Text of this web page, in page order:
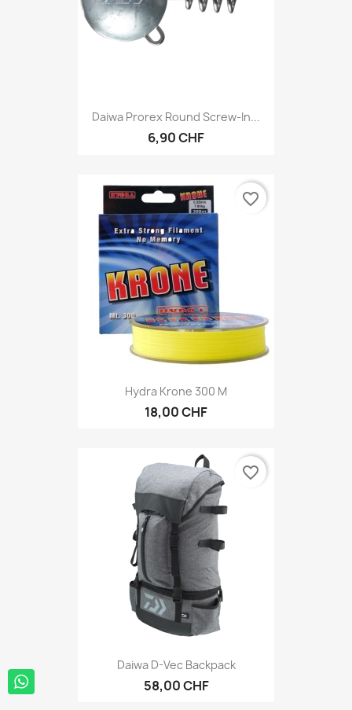
Daiwa Prorex Round Screw-In...
6,90 CHF
Hydra Krone 300 M
18,00 CHF
favorite_border
Daiwa D-Vec Backpack
58,00 CHF
favorite_border